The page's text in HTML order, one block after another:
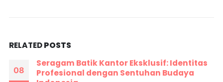
RELATEDPOSTS
Identitas
25
Baju Batik Anak Perempuan
Imut Bernuansa Budaya